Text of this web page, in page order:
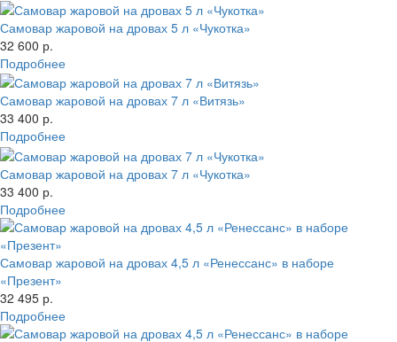
Самовар жаровой на дровах 5 л «Чукотка»
32 600 р.
Подробнее
Самовар жаровой на дровах 7 л «Витязь»
33 400 р.
Подробнее
Самовар жаровой на дровах 7 л «Чукотка»
33 400 р.
Подробнее
Самовар жаровой на дровах 4,5 л «Ренессанс» в наборе
«Презент»
32 495 р.
Подробнее